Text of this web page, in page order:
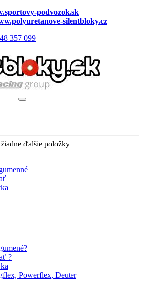
podvozok.sk
silentbloky.cz
357 099
ďalšie položky
?
Powerflex, Deuter